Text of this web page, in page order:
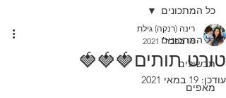
כל המתכונים
תבשילים
מאפים
כל המתכונים
טורט תותים🍓🍓🍓
רינה (רנקה) גילת
18 בפבר׳ 2021
עודכן: 19 במאי 2021